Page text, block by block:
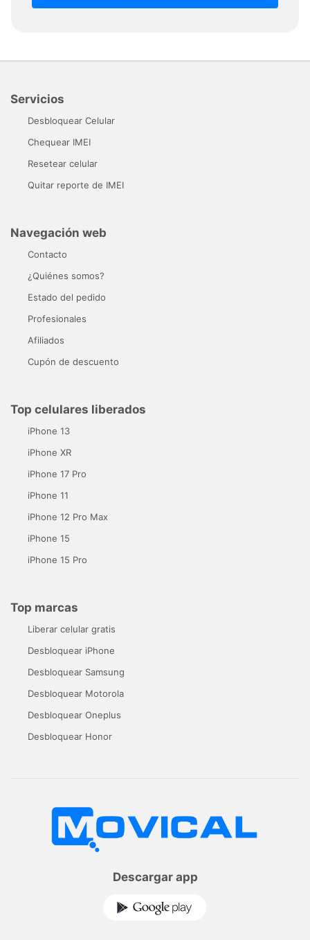
Servicios
Desbloquear Celular
Chequear IMEI
Resetear celular
Quitar reporte de IMEI
Navegación web
Contacto
¿Quiénes somos?
Estado del pedido
Profesionales
Afiliados
Cupón de descuento
Top celulares liberados
iPhone 13
iPhone XR
iPhone 17 Pro
iPhone 11
iPhone 12 Pro Max
iPhone 15
iPhone 15 Pro
Top marcas
Liberar celular gratis
Desbloquear iPhone
Desbloquear Samsung
Desbloquear Motorola
Desbloquear Oneplus
Desbloquear Honor
Descargar app